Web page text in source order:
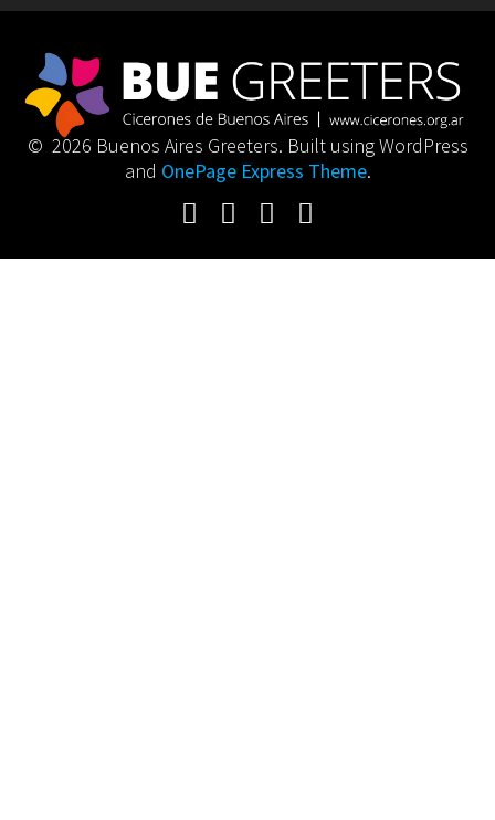
© 2026 Buenos Aires Greeters. Built using WordPress
and OnePage Express Theme.